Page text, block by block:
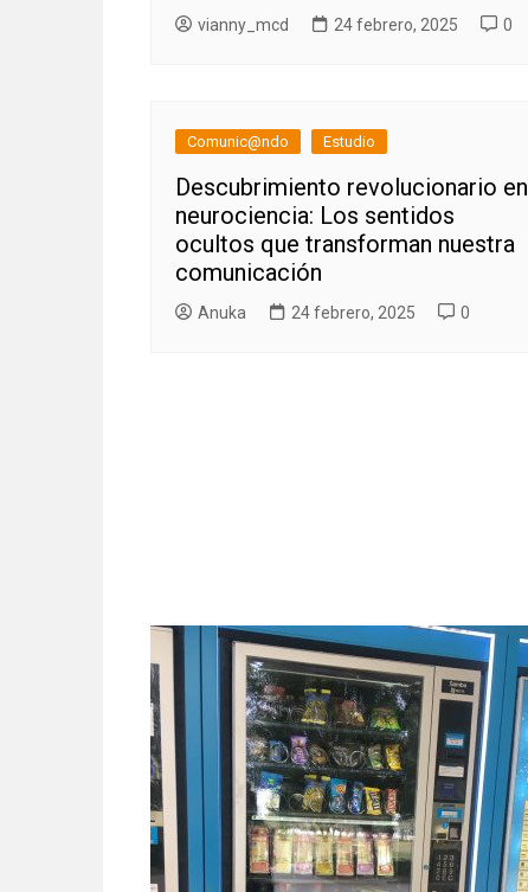
vianny_mcd 24 febrero, 2025 0
Comunic@ndo Estudio
Descubrimiento revolucionario en
neurociencia: Los sentidos
ocultos que transforman nuestra
comunicación
Anuka 24 febrero, 2025 0